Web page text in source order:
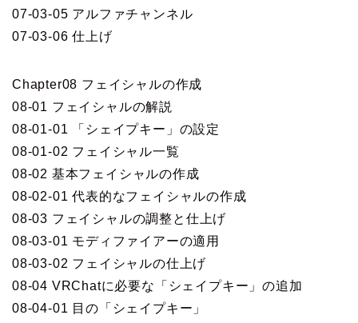
07-03-05 アルファチャンネル
07-03-06 仕上げ
Chapter08 フェイシャルの作成
08-01 フェイシャルの解説
08-01-01 「シェイプキー」の設定
08-01-02 フェイシャル一覧
08-02 基本フェイシャルの作成
08-02-01 代表的なフェイシャルの作成
08-03 フェイシャルの調整と仕上げ
08-03-01 モディファイアーの適用
08-03-02 フェイシャルの仕上げ
08-04 VRChatに必要な「シェイプキー」の追加
08-04-01 目の「シェイプキー」